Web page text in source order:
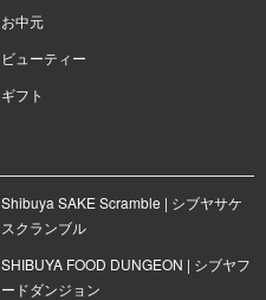
お中元
ビューティー
ギフト
Shibuya SAKE Scramble | シブヤサケ
スクランブル
SHIBUYA FOOD DUNGEON | シブヤフ
ードダンジョン